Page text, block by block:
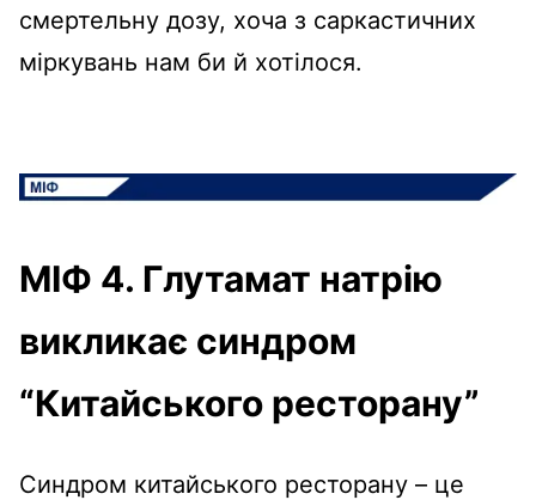
смертельну дозу, хоча з саркастичних
міркувань нам би й хотілося.
МІФ 4. Глутамат натрію
викликає синдром
“Китайського ресторану”
Синдром китайського ресторану – це